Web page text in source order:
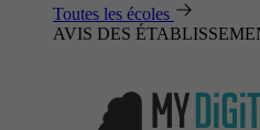
Toutes les écoles
AVIS DES